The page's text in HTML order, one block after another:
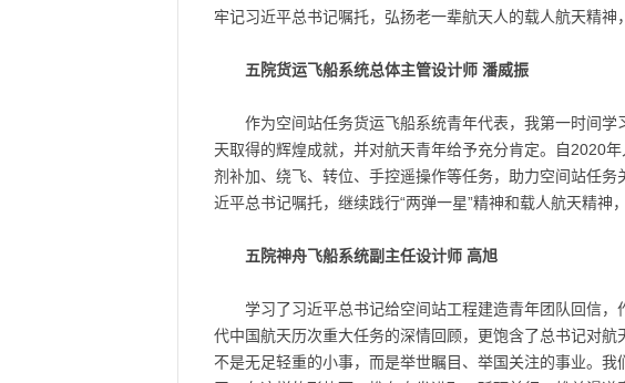
牢记习近平总书记嘱托，弘扬老一辈航天人的载人航天精
五院货运飞船系统总体主管设计师 潘威振
作为空间站任务货运飞船系统青年代表，我第一时间
天取得的辉煌成就，并对航天青年给予充分肯定。自2020
剂补加、绕飞、转位、手控遥操作等任务，助力空间站任
近平总书记嘱托，继续践行“两弹一星”精神和载人航天精神
五院神舟飞船系统副主任设计师 高旭
学习了习近平总书记给空间站工程建造青年团队回信
代中国航天历次重大任务的深情回顾，更饱含了总书记对
不是无足轻重的小事，而是举世瞩目、举国关注的事业。